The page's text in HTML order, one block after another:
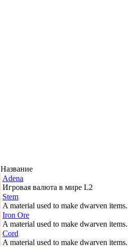
Название
Adena
Игровая валюта в мире L2
Stem
A material used to make dwarven
Iron Ore
A material used to make dwarven
Cord
A material used to make dwarven